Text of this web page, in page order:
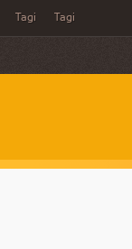
Tagi Tagi